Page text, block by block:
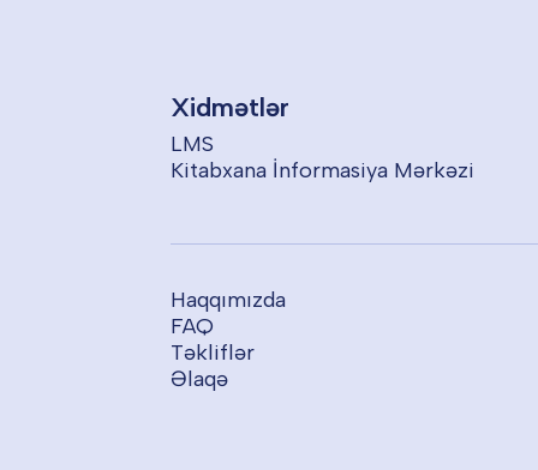
Xidmətlər
LMS
Kitabxana İnformasiya Mərkəzi
Haqqımızda
FAQ
Təkliflər
Əlaqə